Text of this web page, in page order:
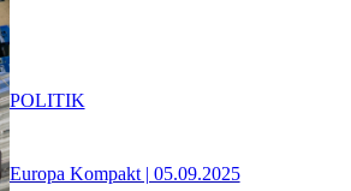
Europa Kompakt | 05.09.2025
POLITIK